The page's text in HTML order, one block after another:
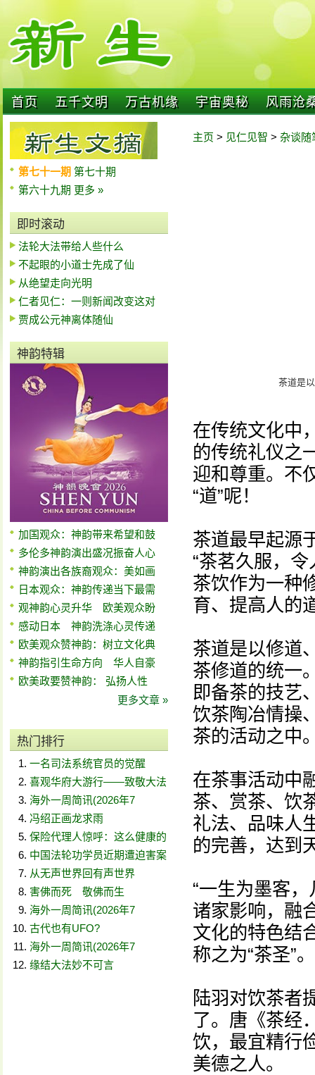
首页 五千文明 万古机缘 宇宙奥秘 风雨沧
第七十一期 第七十期
第六十九期 更多 »
即时滚动
法轮大法带给人些什么
不起眼的小道士先成了仙
从绝望走向光明
仁者见仁：一则新闻改变这对
贾成公元神离体随仙
神韵特辑
加国观众：神韵带来希望和鼓
多伦多神韵演出盛况振奋人心
神韵演出各族裔观众：美如画
日本观众：神韵传递当下最需
观神韵心灵升华 欧美观众盼
感动日本 神韵洗涤心灵传递
欧美观众赞神韵：树立文化典
神韵指引生命方向 华人自豪
欧美政要赞神韵： 弘扬人性
更多文章 »
热门排行
一名司法系统官员的觉醒
喜观华府大游行——致敬大法
海外一周简讯(2026年7
冯绍正画龙求雨
保险代理人惊呼：这么健康的
中国法轮功学员近期遭迫害案
从无声世界回有声世界
害佛而死 敬佛而生
海外一周简讯(2026年7
古代也有UFO?
海外一周简讯(2026年7
缘结大法妙不可言
主页 > 见仁见智 > 杂谈随
茶道是
在传统文化中
的传统礼仪之
迎和尊重。不
“道”呢！
茶道最早起源
“茶茗久服，
茶饮作为一种
育、提高人的
茶道是以修道
茶修道的统一
即备茶的技艺
饮茶陶冶情操
茶的活动之中
在茶事活动中
茶、赏茶、饮
礼法、品味人
的完善，达到
“一生为墨客
诸家影响，融
文化的特色结
称之为“茶圣”。
陆羽对饮茶者
了。唐《茶经
饮，最宜精行
美德之人。